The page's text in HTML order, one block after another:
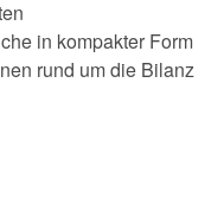
in kompakter Form
rund um die Bilanz